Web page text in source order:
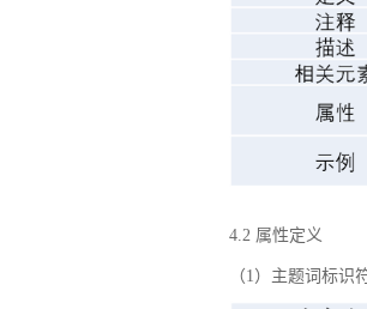
4.2 属性定义
（1）主题词标识